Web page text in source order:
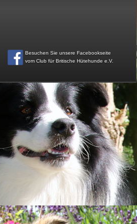
Besuchen Sie unsere Facebookseite
vom Club für Britische Hütehunde e.V.